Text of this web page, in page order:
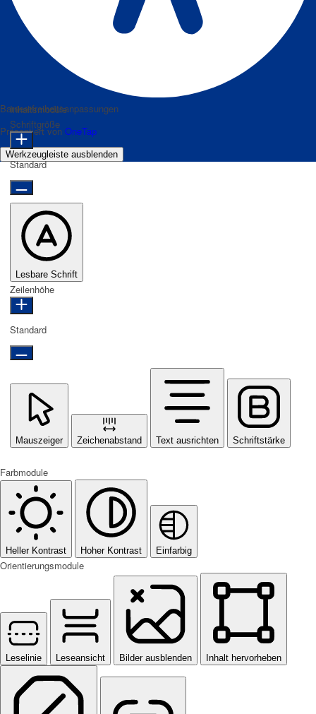
Barrierefreiheitsanpassungen
Präsentiert von OneTap
Werkzeugleiste ausblenden
Inhaltsmodule
Schriftgröße
Standard
Lesbare Schrift
Zeilenhöhe
Standard
Mauszeiger Zeichenabstand Text ausrichten Schriftstärke
Farbmodule
Heller Kontrast Hoher Kontrast Einfarbig
Orientierungsmodule
Leselinie Leseansicht Bilder ausblenden Inhalt hervorheben